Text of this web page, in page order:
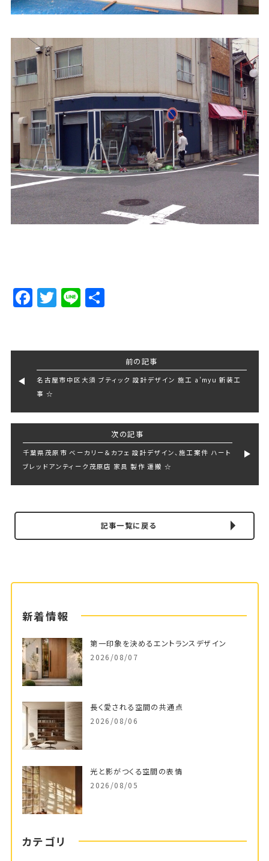
Facebook
Twitter
LineShare
前の記事
名古屋市中区大須 ブティック 設計デザイン 施工 a’myu 新装工
事 ☆
次の記事
千葉県茂原市 ベーカリー＆カフェ 設計デザイン、施工案件 ハート
ブレッドアンティーク茂原店 家具 製作 運搬 ☆
記事一覧に戻る
新着情報
第一印象を決めるエントランスデザイン
2026/08/07
長く愛される空間の共通点
2026/08/06
光と影がつくる空間の表情
2026/08/05
カテゴリ